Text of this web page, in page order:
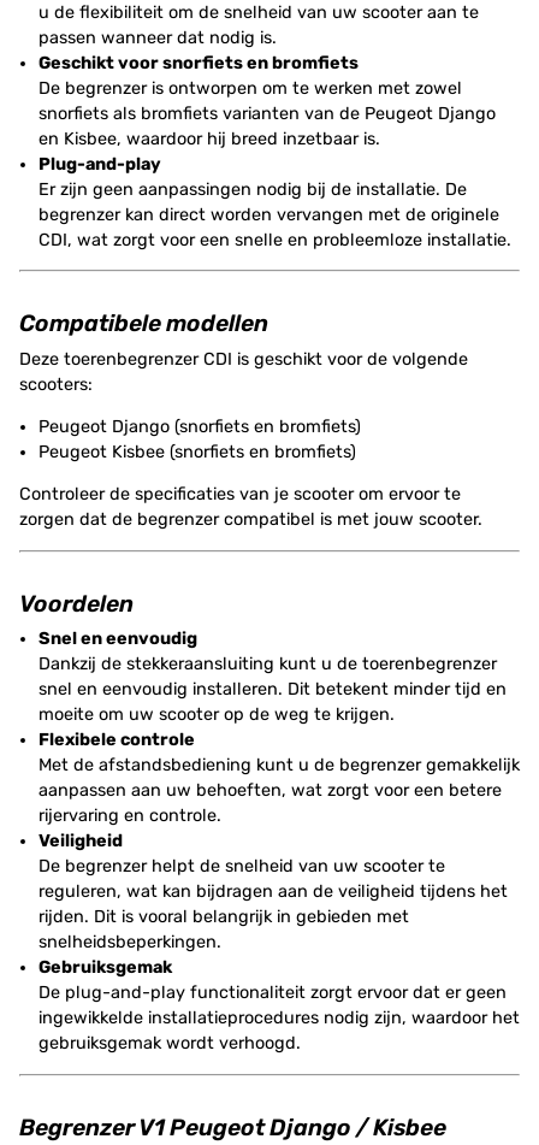
u de flexibiliteit om de snelheid van uw scooter aan te
passen wanneer dat nodig is.
Geschikt voor snorfiets en bromfiets
De begrenzer is ontworpen om te werken met zowel
snorfiets als bromfiets varianten van de Peugeot Django
en Kisbee, waardoor hij breed inzetbaar is.
Plug-and-play
Er zijn geen aanpassingen nodig bij de installatie. De
begrenzer kan direct worden vervangen met de originele
CDI, wat zorgt voor een snelle en probleemloze installatie.
Compatibele modellen
Deze toerenbegrenzer CDI is geschikt voor de volgende
scooters:
Peugeot Django (snorfiets en bromfiets)
Peugeot Kisbee (snorfiets en bromfiets)
Controleer de specificaties van je scooter om ervoor te
zorgen dat de begrenzer compatibel is met jouw scooter.
Voordelen
Snel en eenvoudig
Dankzij de stekkeraansluiting kunt u de toerenbegrenzer
snel en eenvoudig installeren. Dit betekent minder tijd en
moeite om uw scooter op de weg te krijgen.
Flexibele controle
Met de afstandsbediening kunt u de begrenzer gemakkelijk
aanpassen aan uw behoeften, wat zorgt voor een betere
rijervaring en controle.
Veiligheid
De begrenzer helpt de snelheid van uw scooter te
reguleren, wat kan bijdragen aan de veiligheid tijdens het
rijden. Dit is vooral belangrijk in gebieden met
snelheidsbeperkingen.
Gebruiksgemak
De plug-and-play functionaliteit zorgt ervoor dat er geen
ingewikkelde installatieprocedures nodig zijn, waardoor het
gebruiksgemak wordt verhoogd.
Begrenzer V1 Peugeot Django / Kisbee